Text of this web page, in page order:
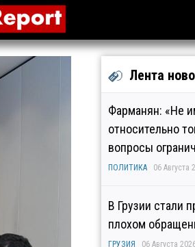
Лента
Фарманян: «Не
относительно
вопросы
ПОЛИТИКА 06 Августа
В Грузии стали
плохом
ГРУЗИЯ 06 Августа